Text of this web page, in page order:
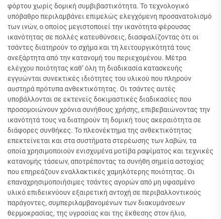
φόρτου χωρίς δομική συμβιβαστικότητα. Το τεχνολογικό
υπόβαθρο περιλαμβάνει επιμελώς ελεγχόμενη προσανατολισμό
των ινών, ο οποίος μεγιστοποιεί την ικανότητα φέρουσας
ικανότητας σε πολλές κατευθύνσεις, διασφαλίζοντας ότι οι
τσάντες διατηρούν το σχήμα και τη λειτουργικότητά τους
ανεξάρτητα από την κατανομή του περιεχομένου. Μέτρα
ελέγχου ποιότητας καθ’ όλη τη διαδικασία κατασκευής
εγγυώνται συνεκτικές ιδιότητες του υλικού που πληρούν
αυστηρά πρότυπα ανθεκτικότητας. Οι τσάντες αυτές
υποβάλλονται σε εκτενείς δοκιμαστικές διαδικασίες που
προσομοιώνουν χρόνια συνήθους χρήσης, επιβεβαιώνοντας την
ικανότητά τους να διατηρούν τη δομική τους ακεραιότητα σε
διάφορες συνθήκες. Το πλεονέκτημα της ανθεκτικότητας
επεκτείνεται και στα συστήματα στερέωσης των λαβών, τα
οποία χρησιμοποιούν ενισχυμένα μοτίβα ραψίματος και τεχνικές
κατανομής τάσεων, αποτρέποντας τα συνήθη σημεία αστοχίας
που επηρεάζουν εναλλακτικές χαμηλότερης ποιότητας. Οι
επαναχρησιμοποιήσιμες τσάντες αγορών από μη υφασμένο
υλικό επιδεικνύουν εξαιρετική αντοχή σε περιβαλλοντικούς
παράγοντες, συμπεριλαμβανομένων των διακυμάνσεων
θερμοκρασίας, της υγρασίας και της έκθεσης στον ήλιο,